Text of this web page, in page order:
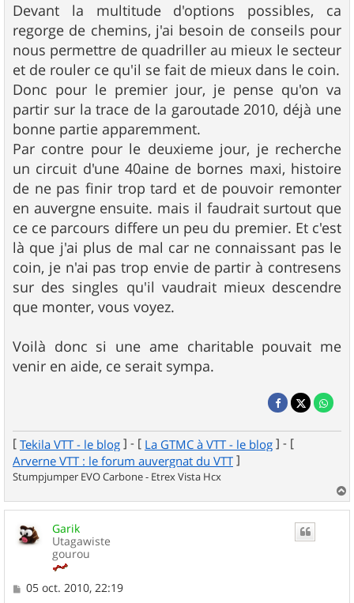
Devant la multitude d'options possibles, ca
regorge de chemins, j'ai besoin de conseils pour
nous permettre de quadriller au mieux le secteur
et de rouler ce qu'il se fait de mieux dans le coin.
Donc pour le premier jour, je pense qu'on va
partir sur la trace de la garoutade 2010, déjà une
bonne partie apparemment.
Par contre pour le deuxieme jour, je recherche
un circuit d'une 40aine de bornes maxi, histoire
de ne pas finir trop tard et de pouvoir remonter
en auvergne ensuite. mais il faudrait surtout que
ce ce parcours differe un peu du premier. Et c'est
là que j'ai plus de mal car ne connaissant pas le
coin, je n'ai pas trop envie de partir à contresens
sur des singles qu'il vaudrait mieux descendre
que monter, vous voyez.
Voilà donc si une ame charitable pouvait me
venir en aide, ce serait sympa.
[ Tekila VTT - le blog ] - [ La GTMC à VTT - le blog ] - [
Arverne VTT : le forum auvergnat du VTT ]
Stumpjumper EVO Carbone - Etrex Vista Hcx
a
u
Garik
Utagawiste
gourou
M
05 oct. 2010, 22:19